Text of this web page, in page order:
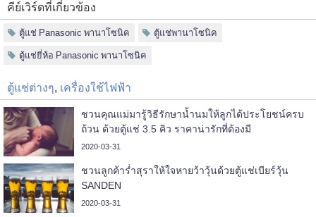
คีย์เวิร์ดที่เกี่ยวข้อง
ตู้แช่ Panasonic พานาโซนิค ตู้แช่พานาโซนิค
ตู้แช่ยี่ห้อ Panasonic พานาโซนิค
ตู้แช่ต่างๆ เครื่องใช้ไฟฟ้า
ชวนคุณแม่มารู้วิธีรักษาน้ำนมให้ลูกได้ประโยชน์ครบ
ถ้วน ด้วยตู้แช่ 3.5 คิว ราคาน่ารักที่ต้องมี
2020-03-31
ชวนลูกค้าร่ำสุราให้ใจหายว้าวุ้นด้วยตู้แช่เบียร์วุ้น
SANDEN
2020-03-31